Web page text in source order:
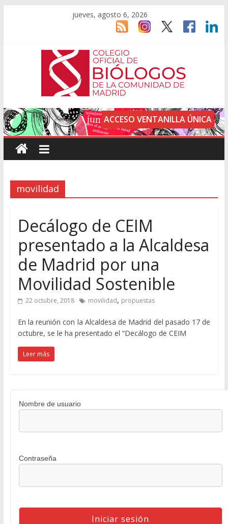
jueves, agosto 6, 2026
ACCESO VENTANILLA ÚNICA
movilidad
Decálogo de CEIM
presentado a la Alcaldesa
de Madrid por una
Movilidad Sostenible
22 octubre, 2018 movilidad, propuestas
En la reunión con la Alcaldesa de Madrid del pasado 17 de
octubre, se le ha presentado el “Decálogo de CEIM
Leer más
Nombre de usuario
Contraseña